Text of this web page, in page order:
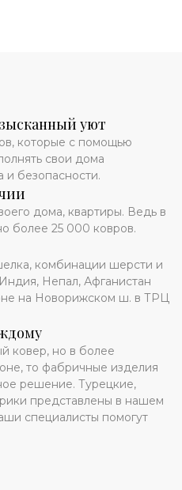
уют
которые с помощью
свои дома
и безопасности.
дома, квартиры. Ведь в
более 25 000 ковров.
комбинации шерсти и
Непал, Афганистан
на Новорижском ш. в ТРЦ
ковер, но в более
то фабричные изделия
решение. Турецкие,
представлены в нашем
специалисты помогут